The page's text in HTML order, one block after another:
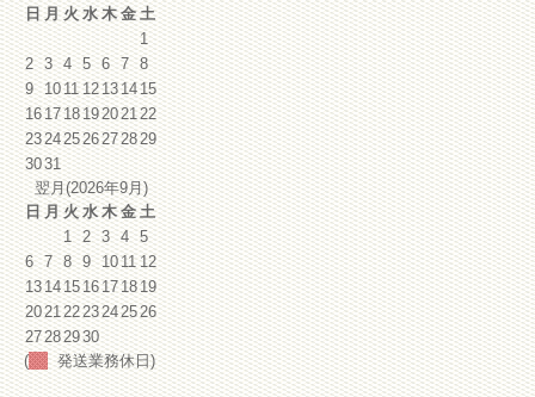
日 月 火 水 木 金 土
1
2 3 4 5 6 7 8
9 1011 12131415
16171819202122
23242526272829
3031
翌月(2026年9月)
日 月 火 水 木 金 土
1 2 3 4 5
6 7 8 9 1011 12
13141516171819
20212223242526
27282930
(
発送業務休日)